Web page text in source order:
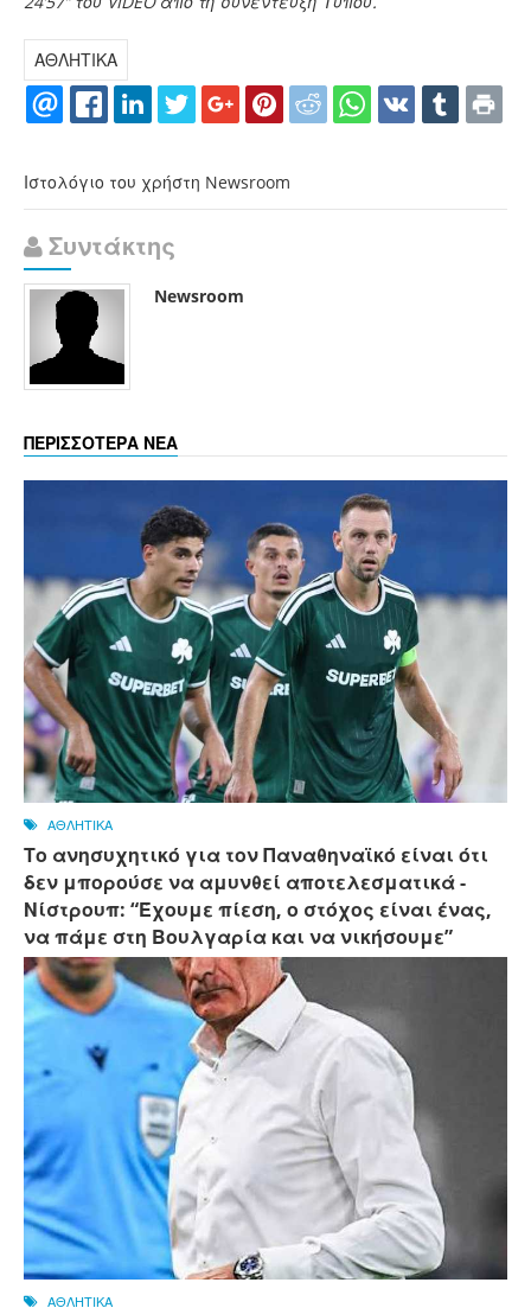
ΑΘΛΗΤΙΚΑ
Ιστολόγιο του χρήστη Newsroom
Συντάκτης
Newsroom
ΠΕΡΙΣΣΟΤΕΡΑ ΝΕΑ
ΑΘΛΗΤΙΚΑ
Το ανησυχητικό για τον Παναθηναϊκό είναι ότι
δεν μπορούσε να αμυνθεί αποτελεσματικά -
Νίστρουπ: “Έχουμε πίεση, ο στόχος είναι ένας,
να πάμε στη Βουλγαρία και να νικήσουμε”
ΑΘΛΗΤΙΚΑ